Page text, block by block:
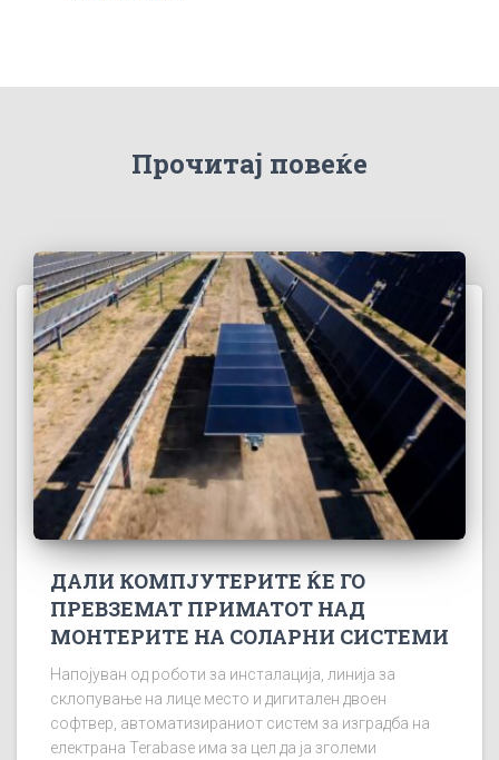
Прочитај повеќе
ДАЛИ КОМПЈУТЕРИТЕ ЌЕ ГО
ПРЕВЗЕМАТ ПРИМАТОТ НАД
МОНТЕРИТЕ НА СОЛАРНИ СИСТЕМИ
Напојуван од роботи за инсталација, линија за
склопување на лице место и дигитален двоен
софтвер, автоматизираниот систем за изградба на
електрана Terabase има за цел да ја зголеми